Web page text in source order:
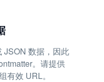
JSON 数据，因此
。请提供
有效 URL。